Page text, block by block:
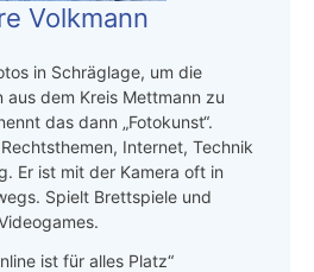
Volkmann
in Schräglage, um die
aus dem Kreis Mettmann zu
das dann „Fotokunst“.
Internet, Technik
Er ist mit der Kamera oft in
Spielt Brettspiele und
ist für alles Platz“